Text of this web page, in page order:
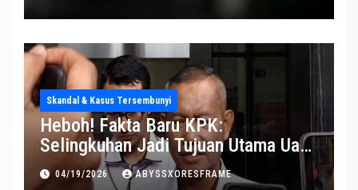
Skandal & Kasus Tersembunyi
Heboh! Fakta Baru KPK:
Selingkuhan Jadi Tujuan Utama Uang
Korupsi
04/19/2026 ABYSSXORESFRAME